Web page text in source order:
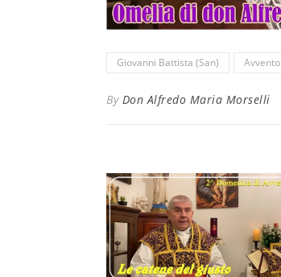
Giovanni Battista (San) Avvento
By Don Alfredo Maria Morselli